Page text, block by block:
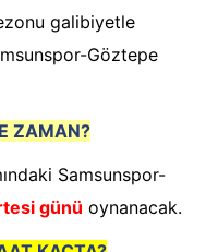
galibiyetle
Göztepe
ZAMAN?
Samsunspor-
günü oynanacak.